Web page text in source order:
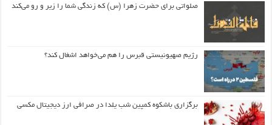
صلواتی برای حضرت زهرا (س) که زندگی شما را زیر و رو می‌کند
رژیم صهیونیستی قبرس را هم می‌خواهد اشغال کند؟
برگزاری باشکوه کمپین شب یلدا در صرافی ارز دیجیتال مکسی